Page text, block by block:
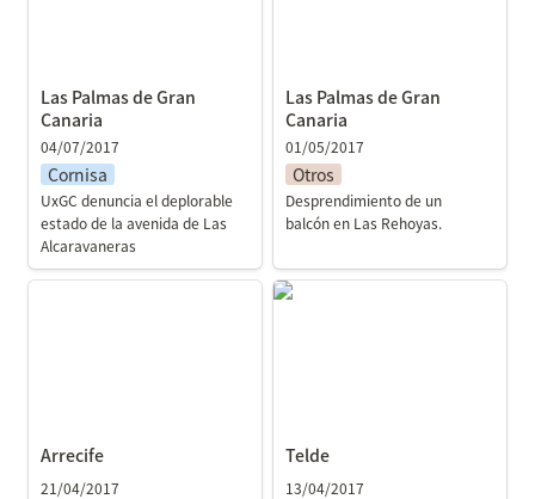
Las Palmas de Gran
Canaria
04/07/2017
Cornisa
UxGC denuncia el deplorable
estado de la avenida de Las
Alcaravaneras
Las Palmas de Gran
Canaria
01/05/2017
Otros
Desprendimiento de un
balcón en Las Rehoyas.
Arrecife
21/04/2017
Telde
Telde
13/04/2017